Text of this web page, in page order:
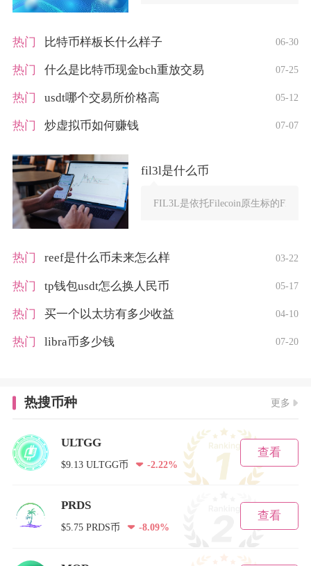
热门 比特币样板长什么样子 06-30
热门 什么是比特币现金bch重放交易 07-25
热门 usdt哪个交易所价格高 05-12
热门 炒虚拟币如何赚钱 07-07
fil3l是什么币
FIL3L是依托Filecoin原生标的FIL发
热门 reef是什么币未来怎么样 03-22
热门 tp钱包usdt怎么换人民币 05-17
热门 买一个以太坊有多少收益 04-10
热门 libra币多少钱 07-20
热搜币种 更多
ULTGG
$9.13 ULTGG币 -2.22%
查看
PRDS
$5.75 PRDS币 -8.09%
查看